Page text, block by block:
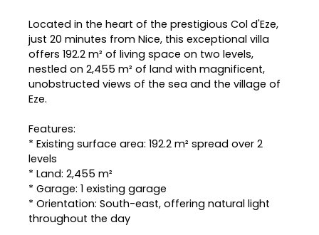
Located in the heart of the prestigious Col d'Eze,
just 20 minutes from Nice, this exceptional villa
offers 192.2 m² of living space on two levels,
nestled on 2,455 m² of land with magnificent,
unobstructed views of the sea and the village of
Eze.
Features:
* Existing surface area: 192.2 m² spread over 2
levels
* Land: 2,455 m²
* Garage: 1 existing garage
* Orientation: South-east, offering natural light
throughout the day